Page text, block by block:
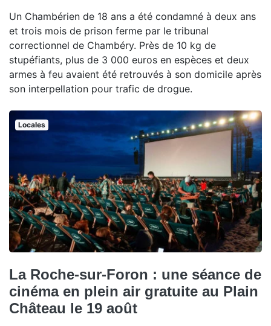
Un Chambérien de 18 ans a été condamné à deux ans
et trois mois de prison ferme par le tribunal
correctionnel de Chambéry. Près de 10 kg de
stupéfiants, plus de 3 000 euros en espèces et deux
armes à feu avaient été retrouvés à son domicile après
son interpellation pour trafic de drogue.
Locales
La Roche-sur-Foron : une séance de
cinéma en plein air gratuite au Plain
Château le 19 août